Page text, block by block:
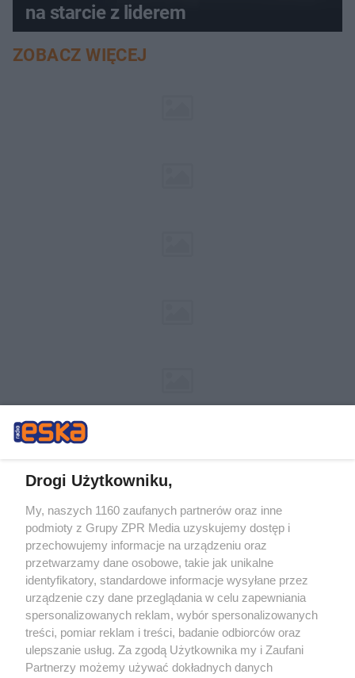
na starcie z liderem
ZOBACZ WIĘCEJ
Żaden utwór zamieszczony w serwisie nie może być powielany i
rozpowszechniany lub dalej rozpowszechniany w jakikolwiek sposób (w
tym także elektroniczny lub mechaniczny) na jakimkolwiek polu
eksploatacji w jakiejkolwiek formie, włącznie z umieszczaniem w Internecie
bez pisemnej zgody właściciela praw. Jakiekolwiek użycie lub
wykorzystanie utworów w całości lub w części z naruszeniem prawa, tzn.
bez właściwej zgody, jest zabronione pod groźbą kary i może być ścigane
prawnie.
Drogi Użytkowniku,
My, naszych 1160 zaufanych partnerów oraz inne
podmioty z Grupy ZPR Media uzyskujemy dostęp i
przechowujemy informacje na urządzeniu oraz
przetwarzamy dane osobowe, takie jak unikalne
identyfikatory, standardowe informacje wysyłane przez
urządzenie czy dane przeglądania w celu zapewniania
spersonalizowanych reklam, wybór spersonalizowanych
treści, pomiar reklam i treści, badanie odbiorców oraz
ulepszanie usług. Za zgodą Użytkownika my i Zaufani
Partnerzy możemy używać dokładnych danych